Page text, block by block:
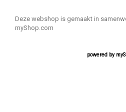
Deze webshop is gemaakt in
myShop.com
powered by